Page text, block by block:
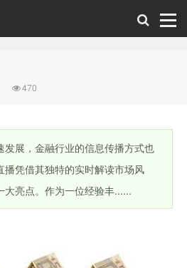
470
发展，金融行业的信息传播方式也
播凭借其独特的实时解读市场风
亮点。作为一位经验丰......